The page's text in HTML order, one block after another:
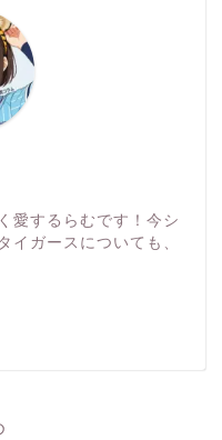
愛するらむです！今シ
イガースについても、